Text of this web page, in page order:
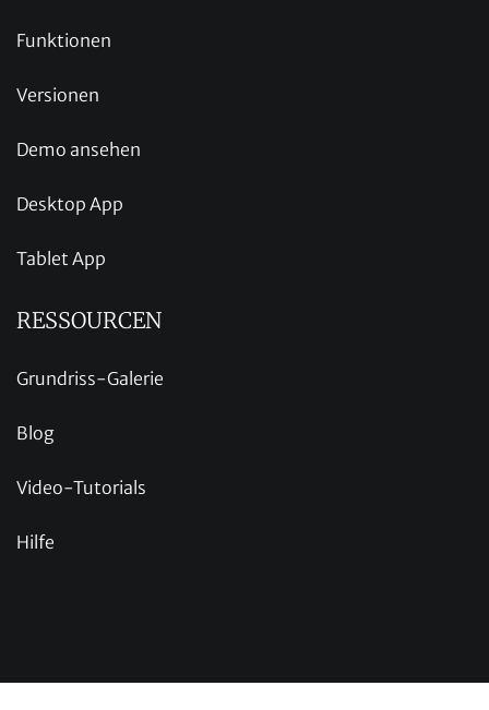
Funktionen
Versionen
Demo ansehen
Desktop App
Tablet App
RESSOURCEN
Grundriss-Galerie
Blog
Video-Tutorials
Hilfe